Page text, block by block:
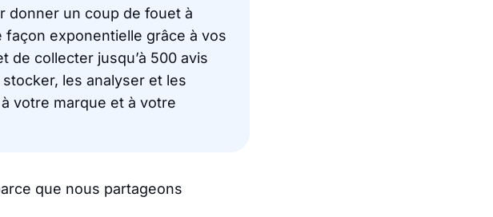
donner un coup de fouet à
exponentielle grâce à vos
de collecter jusqu’à 500 avis
les analyser et les
votre marque et à votre
que nous partageons